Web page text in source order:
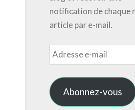
notification de chaque
article par e-mail.
Adresse
e-
mail
Abonnez-vous